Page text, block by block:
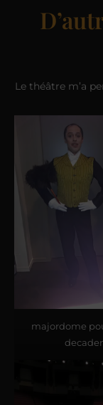
Le théâtre m’a
majordome